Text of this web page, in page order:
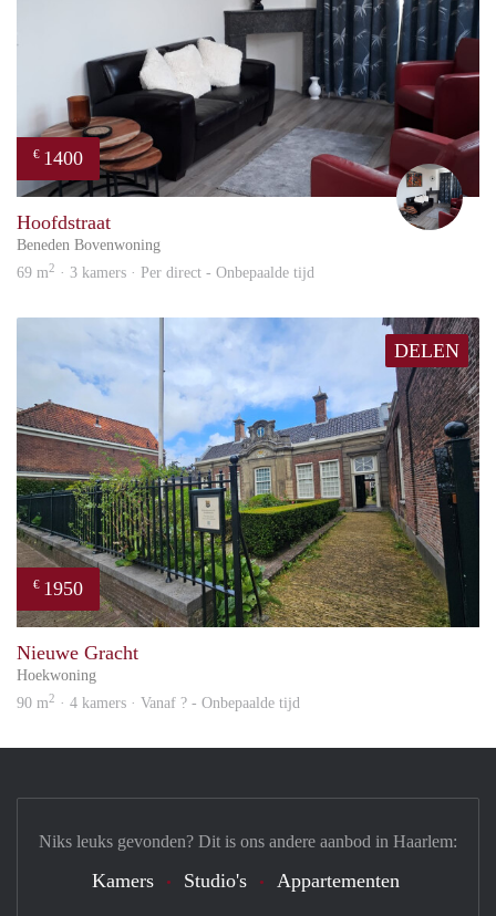
€ 1400
Hoofdstraat
Beneden Bovenwoning
69 m2 · 3 kamers · Per direct - Onbepaalde tijd
DELEN
€ 1950
Nieuwe Gracht
Hoekwoning
90 m2 · 4 kamers · Vanaf ? - Onbepaalde tijd
Niks leuks gevonden? Dit is ons andere aanbod in Haarlem:
Kamers Studio's Appartementen